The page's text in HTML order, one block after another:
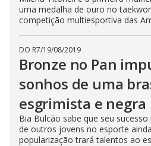
uma medalha de ouro no
competição multiesportiva das
DO R7/19/08/2019
Bronze no Pan
sonhos de uma
esgrimista e negra
Bia Bulcão sabe que seu
de outros jovens no esporte
popularização trará talentos ao